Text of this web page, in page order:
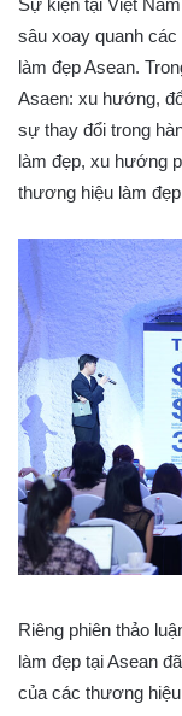
Sự kiện tại Việt
sâu xoay quanh
làm đẹp Asean.
Asaen: xu hướng,
sự thay đổi trong
làm đẹp, xu hướng
thương hiệu làm
Riêng phiên thảo
làm đẹp tại Asean
của các thương